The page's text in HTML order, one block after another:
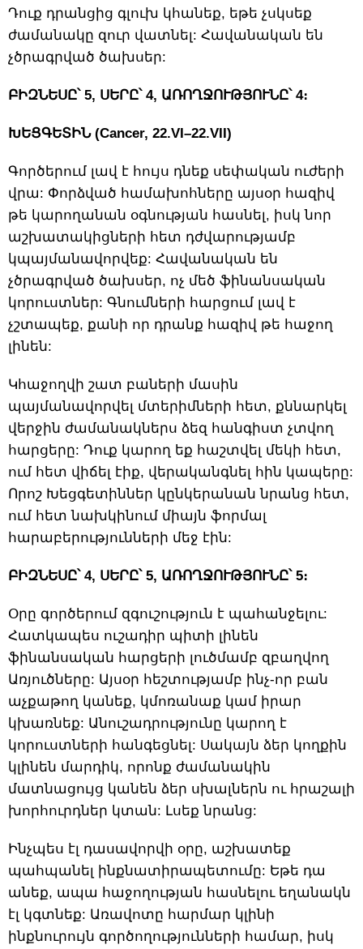
Դուք դրանցից գլուխ կհանեք, եթե չսկսեք
ժամանակը զուր վատնել: Հավանական են
չծրագրված ծախսեր:
ԲԻԶՆԵՍԸ՝ 5, ՍԵՐԸ՝ 4, ԱՌՈՂՋՈՒԹՅՈՒՆԸ՝ 4։
ԽԵՑԳԵՏԻՆ (Cancer, 22.VI–22.VII)
Գործերում լավ է հույս դնեք սեփական ուժերի
վրա: Փորձված համախոհները այսօր հազիվ
թե կարողանան օգնության հասնել, իսկ նոր
աշխատակիցների հետ դժվարությամբ
կպայմանավորվեք: Հավանական են
չծրագրված ծախսեր, ոչ մեծ ֆինանսական
կորուստներ: Գնումների հարցում լավ է
չշտապեք, քանի որ դրանք հազիվ թե հաջող
լինեն:
Կհաջողվի շատ բաների մասին
պայմանավորվել մտերիմների հետ, քննարկել
վերջին ժամանակներս ձեզ հանգիստ չտվող
հարցերը: Դուք կարող եք հաշտվել մեկի հետ,
ում հետ վիճել էիք, վերականգնել հին կապերը:
Որոշ Խեցգետիններ կընկերանան նրանց հետ,
ում հետ նախկինում միայն ֆորմալ
հարաբերությունների մեջ էին:
ԲԻԶՆԵՍԸ՝ 4, ՍԵՐԸ՝ 5, ԱՌՈՂՋՈՒԹՅՈՒՆԸ՝ 5։
Օրը գործերում զգուշություն է պահանջելու:
Հատկապես ուշադիր պիտի լինեն
ֆինանսական հարցերի լուծմամբ զբաղվող
Առյուծները: Այսօր հեշտությամբ ինչ-որ բան
աչքաթող կանեք, կմոռանաք կամ իրար
կխառնեք: Անուշադրությունը կարող է
կորուստների հանգեցնել: Սակայն ձեր կողքին
կլինեն մարդիկ, որոնք ժամանակին
մատնացույց կանեն ձեր սխալներն ու հրաշալի
խորհուրդներ կտան: Լսեք նրանց:
Ինչպես էլ դասավորվի օրը, աշխատեք
պահպանել ինքնատիրապետումը: Եթե դա
անեք, ապա հաջողության հասնելու եղանակն
էլ կգտնեք: Առավոտը հարմար կլինի
ինքնուրույն գործողությունների համար, իսկ